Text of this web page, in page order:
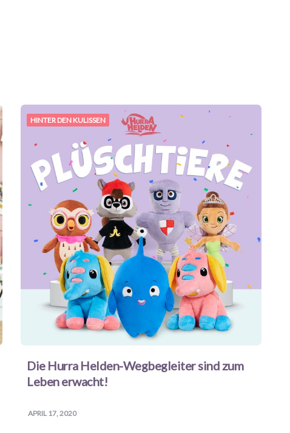
HINTER DEN KULISSEN
Die Hurra Helden-Wegbegleiter sind zum
Leben erwacht!
APRIL 17, 2020